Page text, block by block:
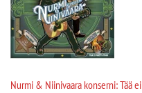
Nurmi & Niinivaara konserni: Tää ei